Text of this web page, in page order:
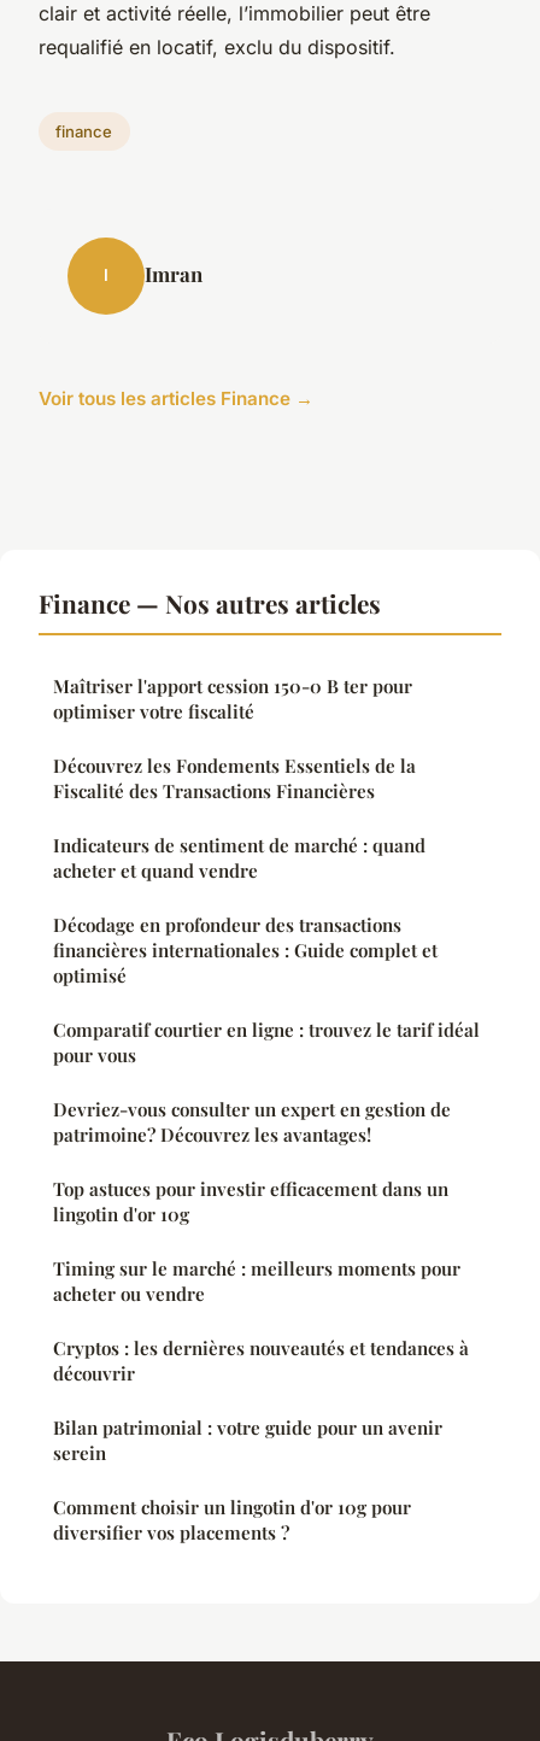
clair et activité réelle, l’immobilier peut être
requalifié en locatif, exclu du dispositif.
finance
I Imran
Voir tous les articles Finance →
Finance — Nos autres articles
Maîtriser l'apport cession 150-0 B ter pour
optimiser votre fiscalité
Découvrez les Fondements Essentiels de la
Fiscalité des Transactions Financières
Indicateurs de sentiment de marché : quand
acheter et quand vendre
Décodage en profondeur des transactions
financières internationales : Guide complet et
optimisé
Comparatif courtier en ligne : trouvez le tarif idéal
pour vous
Devriez-vous consulter un expert en gestion de
patrimoine? Découvrez les avantages!
Top astuces pour investir efficacement dans un
lingotin d'or 10g
Timing sur le marché : meilleurs moments pour
acheter ou vendre
Cryptos : les dernières nouveautés et tendances à
découvrir
Bilan patrimonial : votre guide pour un avenir
serein
Comment choisir un lingotin d'or 10g pour
diversifier vos placements ?